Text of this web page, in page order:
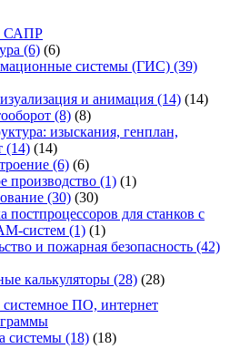
САПР
(6) (6)
системы (ГИС) (39)
и анимация (14) (14)
(8) (8)
изыскания, генплан,
(14) (14)
(6) (6)
производство (1) (1)
(30) (30)
постпроцессоров для станков с
систем (1) (1)
и пожарная безопасность (42)
калькуляторы (28) (28)
системное ПО, интернет
системы (18) (18)